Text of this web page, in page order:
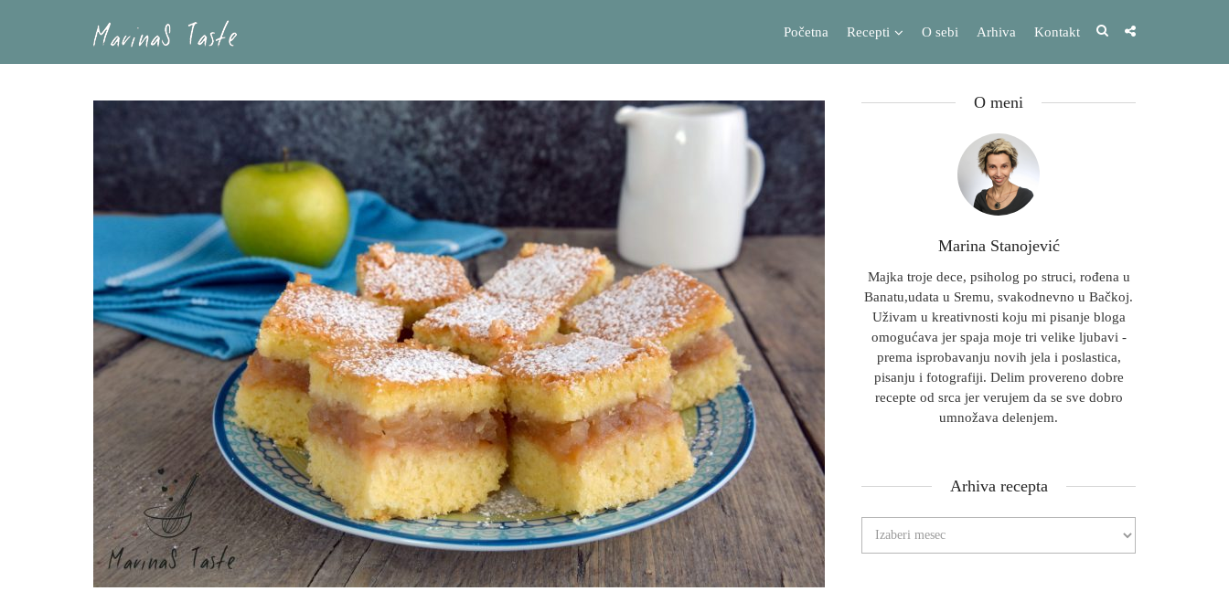
Početna Recepti O sebi Arhiva Kontakt
O meni
Marina Stanojević
Majka troje dece, psiholog po struci, rođena u
Banatu,udata u Sremu, svakodnevno u Bačkoj.
Uživam u kreativnosti koju mi pisanje bloga
omogućava jer spaja moje tri velike ljubavi -
prema isprobavanju novih jela i poslastica,
pisanju i fotografiji. Delim provereno dobre
recepte od srca jer verujem da se sve dobro
umnožava delenjem.
Arhiva recepta